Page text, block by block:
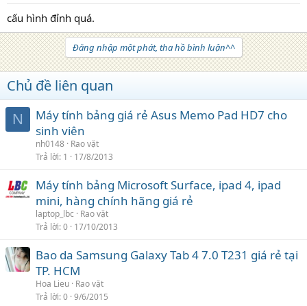
cấu hình đỉnh quá.
Đăng nhập một phát, tha hồ bình luận^^
Chủ đề liên quan
N
Máy tính bảng giá rẻ Asus Memo Pad HD7 cho
sinh viên
nh0148 Rao vặt
Trả lời 1 17/8/2013
Máy tính bảng Microsoft Surface, ipad 4, ipad
mini, hàng chính hãng giá rẻ
laptop_lbc
Rao vặt
Trả lời 0 17/10/2013
Bao da Samsung Galaxy Tab 4 7.0 T231 giá rẻ tại
TP. HCM
Hoa Lieu Rao vặt
Trả lời 0 9/6/2015